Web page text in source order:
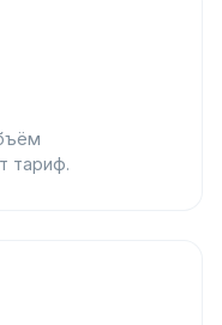
тариф.